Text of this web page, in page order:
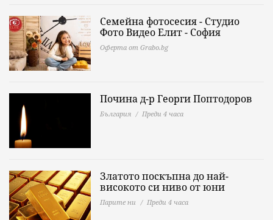
Семейна фотосесия - Студио
Фото Видео Елит - София
Оферта от Grabo.bg
Почина д-р Георги Поптодоров
България Преди 4 часа
Златото поскъпна до най-
високото си ниво от юни
Парите ни Преди 4 часа